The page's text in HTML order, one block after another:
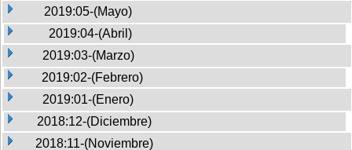
2019:05-(Mayo)
2019:04-(Abril)
2019:03-(Marzo)
2019:02-(Febrero)
2019:01-(Enero)
2018:12-(Diciembre)
2018:11-(Noviembre)